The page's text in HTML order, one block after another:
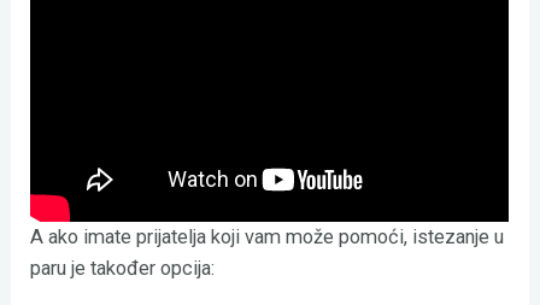
A ako imate prijatelja koji vam može pomoći, istezanje u
paru je također opcija: